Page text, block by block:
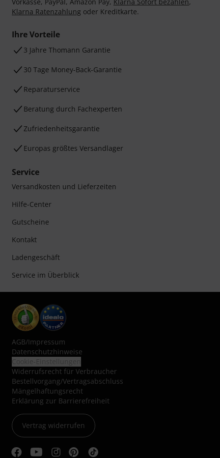
Klarna Ratenzahlung oder Kreditkarte.
Ihre Vorteile
3 Jahre Thomann Garantie
30 Tage Money-Back-Garantie
Reparaturservice
Beratung durch Fachexperten
Zufriedenheitsgarantie
Europas größtes Versandlager
Service
Versandkosten und Lieferzeiten
Hilfe-Center
Gutscheine
Kontakt
Ladengeschäft
Service im Überblick
AGB/Impressum
Datenschutzhinweise
Widerrufsrecht für Verbraucher
Bestellvorgang/Vertragsabschluss
Mängelhaftungsrecht
Erklärung zur Barrierefreiheit
Vertrag widerrufen